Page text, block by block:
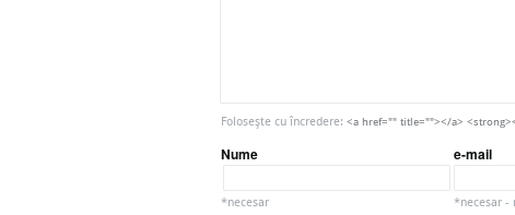
Foloseşte cu încredere: <a href="" title=""></a>
Nume
*necesar
e-mail
*necesar -